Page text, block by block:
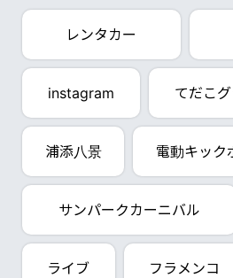
レンタカー
instagram てだこ
浦添八景 電動キック
サンパークカーニバル
ライブ フラメンコ